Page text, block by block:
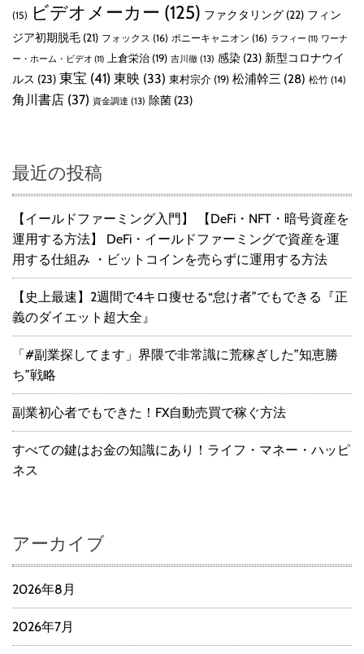
(15) ビデオメーカー (125) ファクタリング (22) フィン
ジア初期脱毛 (21) フォックス (16) ポニーキャニオン (16) ラフィー (11) ワーナ
ー・ホーム・ビデオ (11) 上倉栄治 (19) 吉川徹 (13) 感染 (23) 新型コロナウイ
ルス (23) 東宝 (41) 東映 (33) 東村宗介 (19) 松浦幹三 (28) 松竹 (14)
角川書店 (37) 資金調達 (13) 除菌 (23)
最近の投稿
【イールドファーミング入門】 【DeFi・NFT・暗号資産を
運用する方法】 DeFi・イールドファーミングで資産を運
用する仕組み ・ビットコインを売らずに運用する方法
【史上最速】2週間で4キロ痩せる“怠け者”でもできる『正
義のダイエット超大全』
「#副業探してます」界隈で非常識に荒稼ぎした”知恵勝
ち”戦略
副業初心者でもできた！FX自動売買で稼ぐ方法
すべての鍵はお金の知識にあり！ライフ・マネー・ハッピ
ネス
アーカイブ
2026年8月
2026年7月